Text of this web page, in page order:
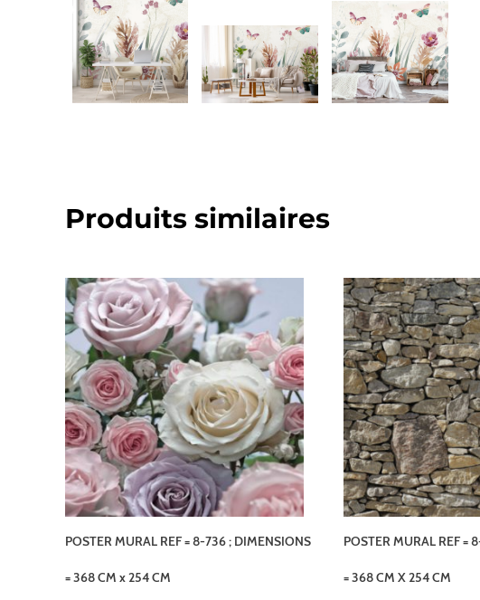
Produits similaires
POSTER MURAL REF = 8-736 ; DIMENSIONS
= 368 CM x 254 CM
POSTER MURAL REF =
= 368 CM X 254 CM